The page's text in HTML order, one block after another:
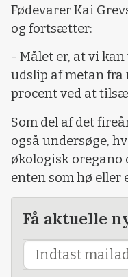
Fødevarer Kai
og fortsætter:
- Målet er, at vi
udslip af metan fra
procent ved at
Som del af det
også undersøge,
økologisk oregano
enten som hø eller
Få aktuelle